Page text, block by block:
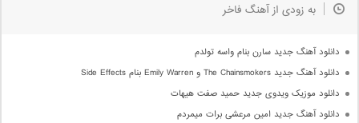
به زودی از آهنگ فاخر
دانلود آهنگ جدید سارن بنام واسه تولدم
دانلود آهنگ جدید The Chainsmokers و Emily Warren بنام Side Effects
دانلود موزیک ویدوی جدید حمید صفت هیهات
دانلود آهنگ جدید امین مرعشی برات میمردم